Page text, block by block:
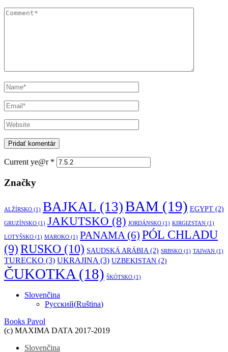
Current ye@r *
Značky
ALŽÍRSKO (1) BAJKAL (13)BAM (19) EGYPT (2)
GRUZÍNSKO (1) JAKUTSKO (8) JORDÁNSKO (1) KIRGIZSTAN (1)
LOTYŠSKO (1) MAROKO (1) PANAMA (6) PÓL CHLADU
(9)RUSKO (10) SAUDSKÁ ARÁBIA (2) SRBSKO (1) TAIWAN (1)
TURECKO (3) UKRAJINA (3) UZBEKISTAN (2)
ČUKOTKA (18) ŠKÓTSKO (1)
Slovenčina
Русский(Ruština)
Books Pavol
(c) MAXIMA DATA 2017-2019
Slovenčina